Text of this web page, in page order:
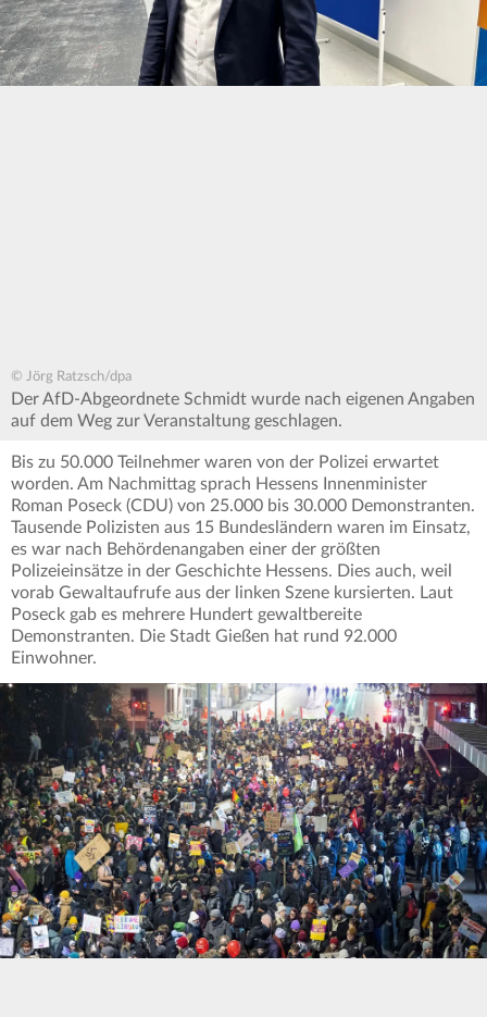
© Jörg Ratzsch/dpa
Der AfD-Abgeordnete Schmidt wurde nach eigenen Angaben
auf dem Weg zur Veranstaltung geschlagen.
Bis zu 50.000 Teilnehmer waren von der Polizei erwartet
worden. Am Nachmittag sprach Hessens Innenminister
Roman Poseck (CDU) von 25.000 bis 30.000 Demonstranten.
Tausende Polizisten aus 15 Bundesländern waren im Einsatz,
es war nach Behördenangaben einer der größten
Polizeieinsätze in der Geschichte Hessens. Dies auch, weil
vorab Gewaltaufrufe aus der linken Szene kursierten. Laut
Poseck gab es mehrere Hundert gewaltbereite
Demonstranten. Die Stadt Gießen hat rund 92.000
Einwohner.